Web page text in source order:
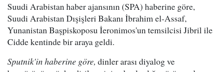
Suudi Arabistan haber ajansının (SPA) haberine göre,
Suudi Arabistan Dışişleri Bakanı İbrahim el-Assaf,
Yunanistan Başpiskoposu İeronimos'un temsilcisi Jibril ile
Cidde kentinde bir araya geldi.
Sputnik'in haberine göre, dinler arası diyalog ve